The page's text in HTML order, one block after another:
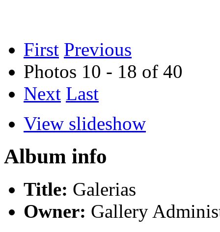
First Previous
Photos 10 - 18 of 40
Next Last
View slideshow
Album info
Title: Galerias
Owner: Gallery